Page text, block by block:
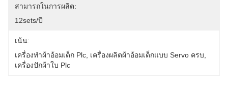
สามารถในการผลิต:
12sets/ปี
เน้น:
เครื่องทําผ้าอ้อมเด็ก Plc เครื่องผลิตผ้าอ้อมเด็กแบบ Servo ครบ
เครื่องปักผ้าใบ Plc